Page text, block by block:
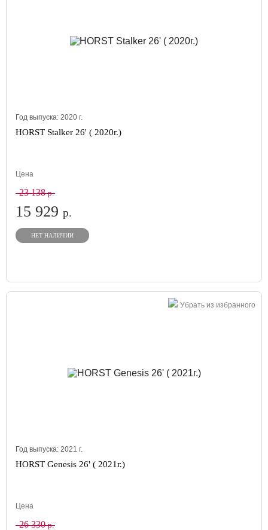
Год выпуска: 2020 г.
HORST Stalker 26' ( 2020г.)
Цена
23 138р.
15 929 р.
НЕТ НАЛИЧИИ
Убрать из избранного
Год выпуска: 2021 г.
HORST Genesis 26' ( 2021г.)
Цена
26 330р.